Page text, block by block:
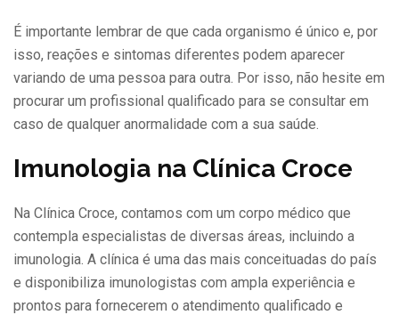
É importante lembrar de que cada organismo é único e, por
isso, reações e sintomas diferentes podem aparecer
variando de uma pessoa para outra. Por isso, não hesite em
procurar um profissional qualificado para se consultar em
caso de qualquer anormalidade com a sua saúde.
Imunologia na Clínica Croce
Na Clínica Croce, contamos com um corpo médico que
contempla especialistas de diversas áreas, incluindo a
imunologia. A clínica é uma das mais conceituadas do país
e disponibiliza imunologistas com ampla experiência e
prontos para fornecerem o atendimento qualificado e